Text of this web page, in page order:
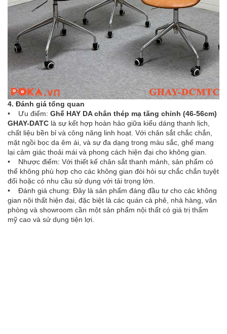
4. Đánh giá tổng quan
• Ưu điểm: Ghế HAY DA chân thép mạ tăng chỉnh (46-56cm)
GHAY-DATC là sự kết hợp hoàn hảo giữa kiểu dáng thanh lịch,
chất liệu bền bỉ và công năng linh hoạt. Với chân sắt chắc chắn,
mặt ngồi bọc da êm ái, và sự đa dạng trong màu sắc, ghế mang
lại cảm giác thoải mái và phong cách hiện đại cho không gian.
• Nhược điểm: Với thiết kế chân sắt thanh mảnh, sản phẩm có
thể không phù hợp cho các không gian đòi hỏi sự chắc chắn tuyệt
đối hoặc có nhu cầu sử dụng với tải trọng lớn.
• Đánh giá chung: Đây là sản phẩm đáng đầu tư cho các không
gian nội thất hiện đại, đặc biệt là các quán cà phê, nhà hàng, văn
phòng và showroom cần một sản phẩm nội thất có giá trị thẩm
mỹ cao và sử dụng tiện lợi.